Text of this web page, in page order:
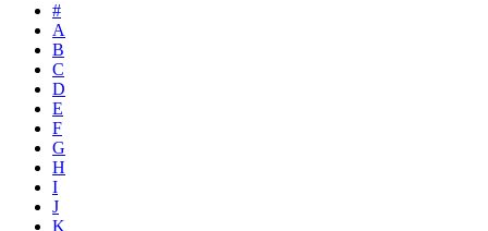
#
A
B
C
D
E
F
G
H
I
J
K